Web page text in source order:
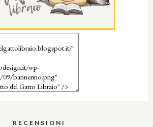
RECENSIONI